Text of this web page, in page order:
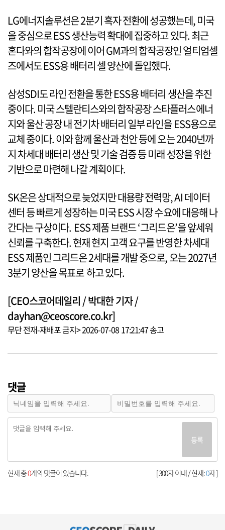
LG에너지솔루션은 2분기 흑자 전환에 성공했는데, 미국
을 중심으로 ESS 생산능력 확대에 집중하고 있다. 최근
혼다와의 합작공장에 이어 GM과의 합작공장인 얼티엄셀
즈에서도 ESS용 배터리 셀 양산에 돌입했다.
삼성SDI도 라인 전환을 통한 ESS용 배터리 생산을 추진
중이다. 미국 스텔란티스와의 합작공장 스타플러스에너
지와 울산 공장 내 전기차 배터리 일부 라인을 ESS용으로
교체 중이다. 이와 함께 울산과 천안 등에 오는 2040년까
지 차세대 배터리 생산 및 기술 검증 등 미래 성장을 위한
기반으로 마련해 나갈 계획이다.
SK온은 상대적으로 늦었지만 대용량 전력망, AI 데이터
센터 등 빠르게 성장하는 미국 ESS 시장 수요에 대응해 나
간다는 구상이다. ESS 제품 브랜드 ‘그리드온’을 앞세워
신뢰를 구축한다. 현재 현지 고객 요구를 반영한 차세대
ESS 제품인 그리드온 2세대를 개발 중으로, 오는 2027년
3분기 양산을 목표로 하고 있다.
[CEO스코어데일리 / 박대한 기자 /
dayhan@ceoscore.co.kr]
무단 전재-재배포 금지> 2026-07-08 17:21:47 송고
댓글
등록
[ 300자 이내 / 현재:0자 ]
현재 총0개의 댓글이 있습니다.